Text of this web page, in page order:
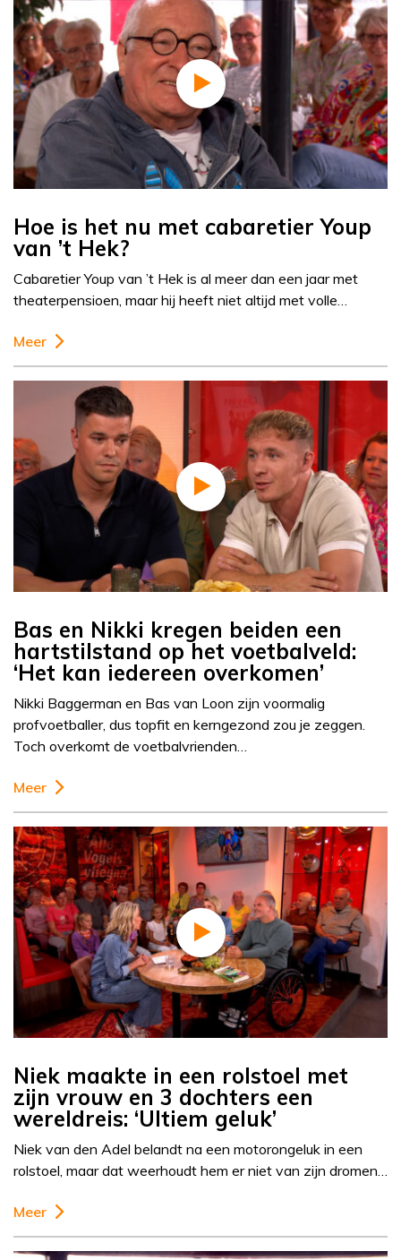
Hoe is het nu met cabaretier Youp
van ’t Hek?
Cabaretier Youp van ’t Hek is al meer dan een jaar met
theaterpensioen, maar hij heeft niet altijd met volle…
Meer
Bas en Nikki kregen beiden een
hartstilstand op het voetbalveld:
‘Het kan iedereen overkomen’
Nikki Baggerman en Bas van Loon zijn voormalig
profvoetballer, dus topfit en kerngezond zou je zeggen.
Toch overkomt de voetbalvrienden…
Meer
Niek maakte in een rolstoel met
zijn vrouw en 3 dochters een
wereldreis: ‘Ultiem geluk’
Niek van den Adel belandt na een motorongeluk in een
rolstoel, maar dat weerhoudt hem er niet van zijn dromen…
Meer